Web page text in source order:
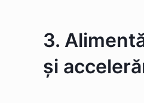
3.
și